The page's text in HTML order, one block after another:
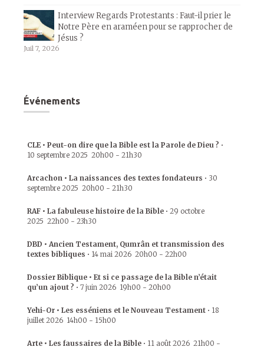
Interview Regards Protestants : Faut-il prier le
Notre Père en araméen pour se rapprocher de
Jésus ?
Juil 7, 2026
Événements
CLE • Peut-on dire que la Bible est la Parole de Dieu ? •
10 septembre 2025 20h00 - 21h30
Arcachon • La naissances des textes fondateurs • 30
septembre 2025 20h00 - 21h30
RAF • La fabuleuse histoire de la Bible • 29 octobre
2025 22h00 - 23h30
DBD • Ancien Testament, Qumrân et transmission des
textes bibliques • 14 mai 2026 20h00 - 22h00
Dossier Biblique • Et si ce passage de la Bible n’était
qu’un ajout ? • 7 juin 2026 19h00 - 20h00
Yehi-Or • Les esséniens et le Nouveau Testament • 18
juillet 2026 14h00 - 15h00
Arte • Les faussaires de la Bible • 11 août 2026 21h00 -